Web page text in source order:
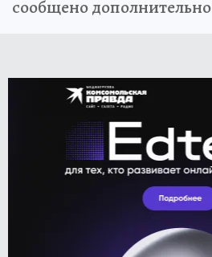
сообщено дополнительно